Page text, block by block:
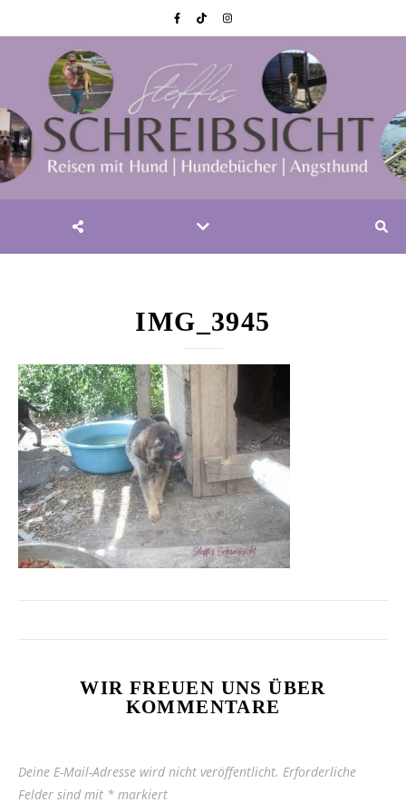
IMG_3945
WIR FREUEN UNS ÜBER
KOMMENTARE
Deine E-Mail-Adresse wird nicht veröffentlicht. Erforderliche
Felder sind mit * markiert